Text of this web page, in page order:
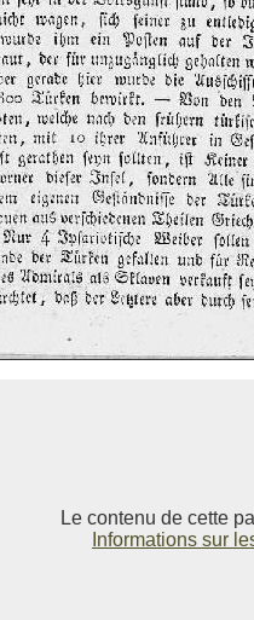
Le contenu de cette
Informations sur